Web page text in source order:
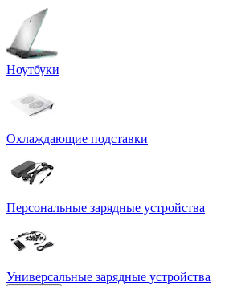
Ноутбуки
Охлаждающие подставки
Персональные зарядные устройства
Универсальные зарядные устройства